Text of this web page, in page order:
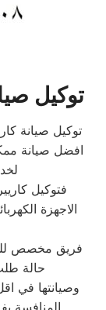
توكيل
توكيل صيانة
افضل صيانة
فتوكيل
الاجهزة
حالة
وصيانتها في
المنافسة